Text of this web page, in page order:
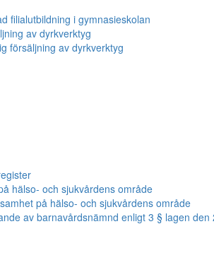
filialutbildning i gymnasieskolan
av dyrkverktyg
försäljning av dyrkverktyg
hälso- och sjukvårdens område
på hälso- och sjukvårdens område
av barnavårdsnämnd enligt 3 § lagen